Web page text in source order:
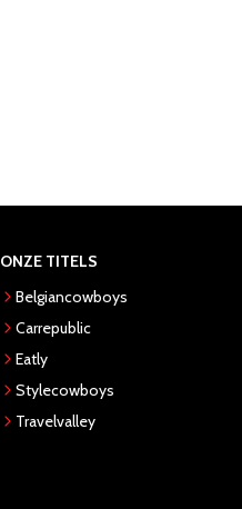
ONZE TITELS
Belgiancowboys
Carrepublic
Eatly
Stylecowboys
Travelvalley